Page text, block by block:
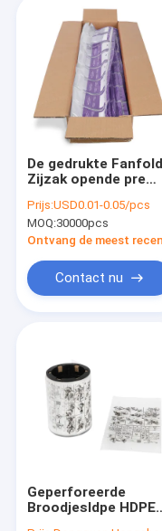
Producten
Ongeveer ons
Fabrieksreis
De gedrukte Fanfold
Zijzak opende pre
met Ritssluiting
Prijs:USD0.01-0.05/pcs
MOQ:30000pcs
Ontvang de meest
Contact nu
Geperforeerde
Broodjesldpe HDPE